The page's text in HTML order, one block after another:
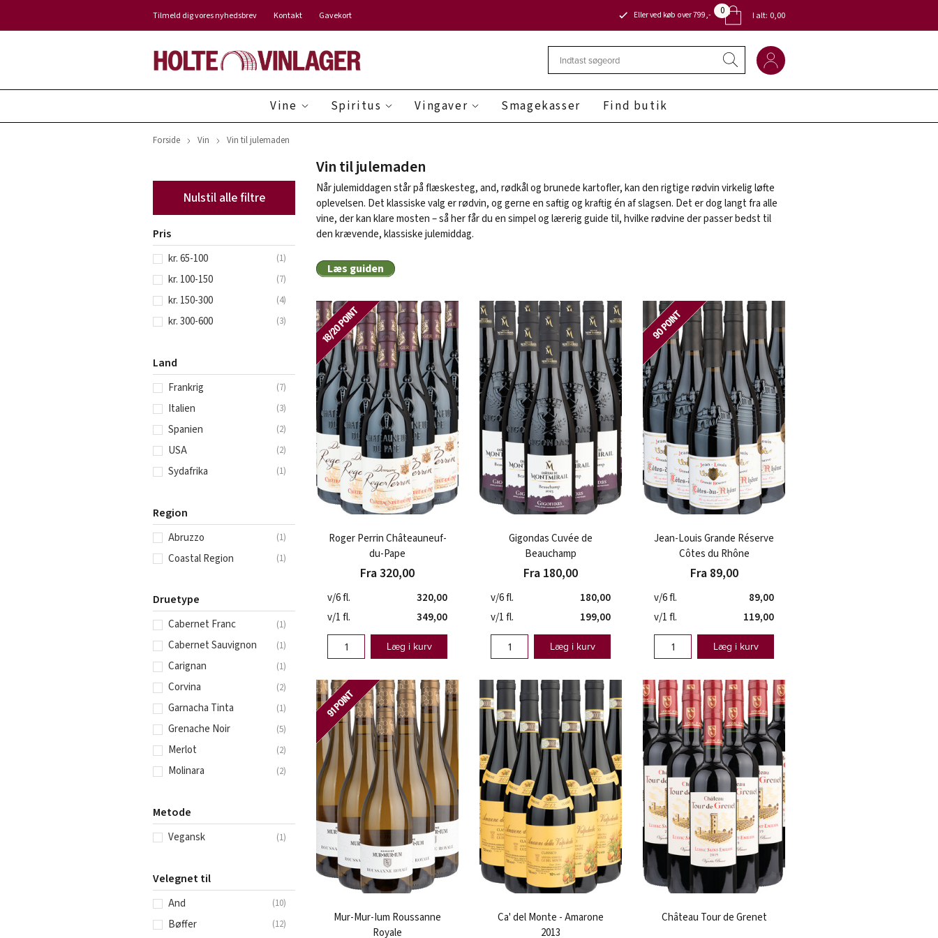
Tilmeld dig vores nyhedsbrev Kontakt Gavekort Eller ved køb over 799,- 0 I alt: 0,00
Vine Spiritus Vingaver Smagekasser Find butik
Forside Vin Vin til julemaden
Nulstil alle filtre
Pris
kr. 65-100 (1)
kr. 100-150 (7)
kr. 150-300 (4)
kr. 300-600 (3)
Land
Frankrig (7)
Italien (3)
Spanien (2)
USA (2)
Sydafrika (1)
Region
Abruzzo (1)
Coastal Region (1)
Druetype
Cabernet Franc (1)
Cabernet Sauvignon (1)
Carignan (1)
Corvina (2)
Garnacha Tinta (1)
Grenache Noir (5)
Merlot (2)
Molinara (2)
Mourvèdre
Petite Sirah (2)
Roussanne
Shiraz ( 1)
Syrah ( 5)
Metode
Vegansk (1)
Velegnet til
And (10)
Bøffer (12)
Vin til julemaden
Når julemiddagen står på flæskesteg, and, rødkål og brunede kartofler, kan den rigtige rødvin virkelig løfte
oplevelsen. Det klassiske valg er rødvin, og gerne en saftig og kraftig én af slagsen. Det er dog langt fra alle
vine, der kan klare mosten – så her får du en simpel og lærerig guide til, hvilke rødvine der passer bedst til
den krævende, klassiske julemiddag.
Læs guiden
Roger Perrin Châteauneuf-
du-Pape
Fra 320,00
v/6 fl.
320,00
v/1 fl.
349,00
Læg i kurv
Gigondas Cuvée de
Beauchamp
Fra 180,00
v/6 fl.
180,00
v/1 fl.
199,00
Læg i kurv
Jean-Louis Grande Réserve
Côtes du Rhône
Fra 89,00
v/6 fl.
89,00
v/1 fl.
119,00
Læg i kurv
Mur-Mur-Ium Roussanne
Royale
Ca' del Monte - Amarone
2013
Château Tour de Grenet